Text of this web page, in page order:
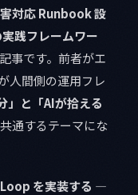
対応 Runbook 設
践フレームワー
事です。前者がエ
人間側の運用フレ
」と「AIが拾える
通するテーマにな
を実装する —